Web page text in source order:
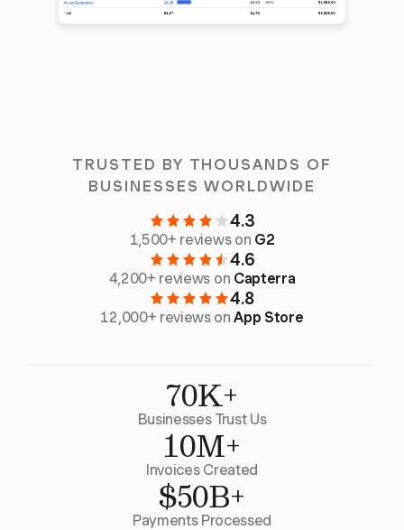
TRUSTED BY THOUSANDS OF
BUSINESSES WORLDWIDE
4.3
1,500+ reviews on G2
4.6
4,200+ reviews on Capterra
4.8
12,000+ reviews onApp Store
70K+
Businesses Trust Us
10M+
Invoices Created
$50B+
Payments Processed